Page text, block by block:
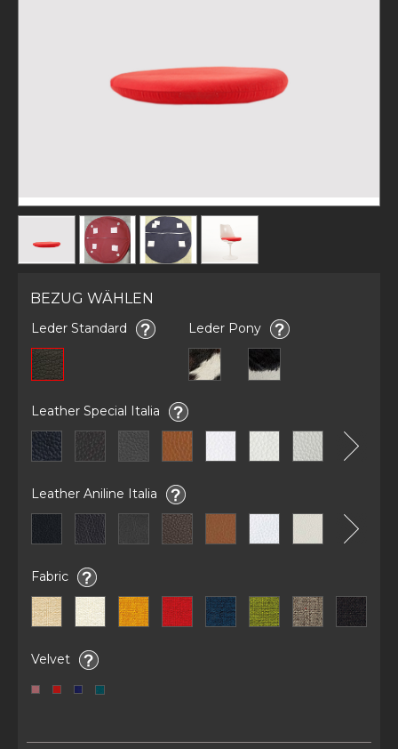
BEZUG WÄHLEN
Leder Standard Leder Pony
Leather Special Italia
Leather Aniline Italia
Fabric
Velvet